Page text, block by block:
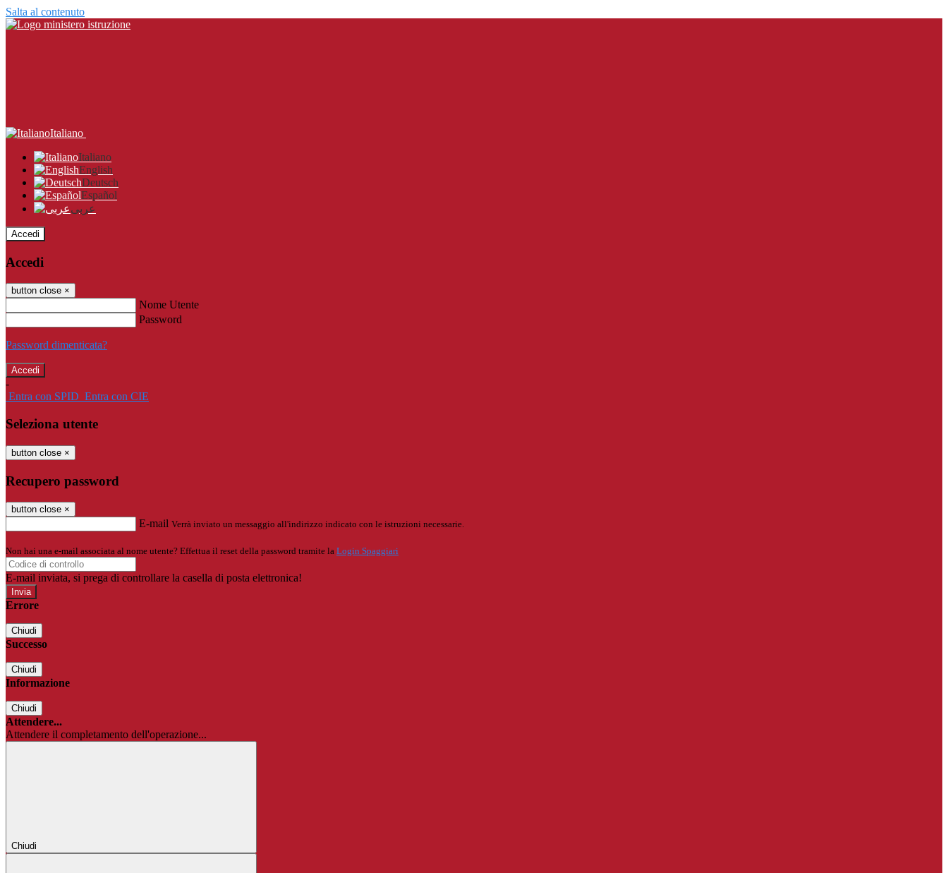
Salta al contenuto
Italiano
Italiano
English
Deutsch
Español
عربى
Accedi
Accedi
button close ×
Nome Utente
Password
Password dimenticata?
-
Entra con SPID Entra con CIE
Seleziona utente
button close ×
Recupero password
button close ×
E-mail Verrà inviato un messaggio all'indirizzo indicato con le istruzioni necessarie.
Non hai una e-mail associata al nome utente? Effettua il reset della password tramite la Login Spaggiari
E-mail inviata, si prega di controllare la casella di posta elettronica!
Errore
Chiudi
Successo
Chiudi
Informazione
Chiudi
Attendere...
Attendere il completamento dell'operazione...
Chiudi